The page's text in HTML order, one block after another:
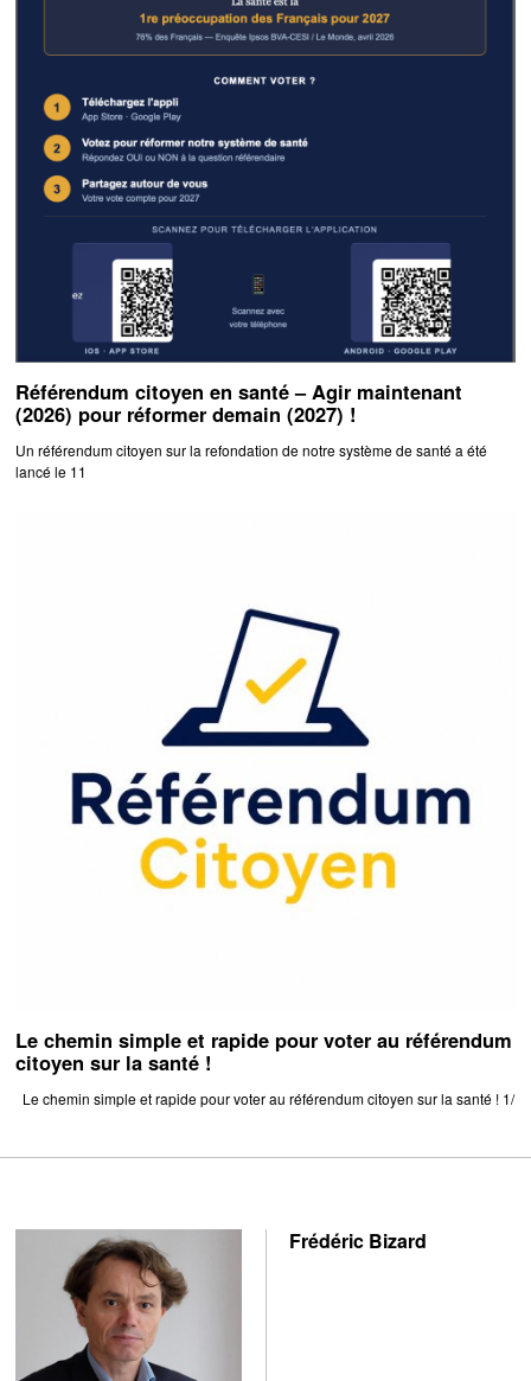
Référendum citoyen en santé – Agir maintenant
(2026) pour réformer demain (2027) !
Un référendum citoyen sur la refondation de notre système de santé a été
lancé le 11
Le chemin simple et rapide pour voter au référendum
citoyen sur la santé !
Le chemin simple et rapide pour voter au référendum citoyen sur la santé ! 1/
Frédéric Bizard